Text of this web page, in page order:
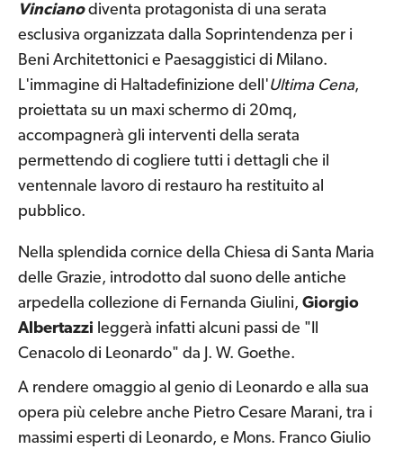
Vinciano diventa protagonista di una serata
esclusiva organizzata dalla Soprintendenza per i
Beni Architettonici e Paesaggistici di Milano.
L'immagine di Haltadefinizione dell'Ultima Cena,
proiettata su un maxi schermo di 20mq,
accompagnerà gli interventi della serata
permettendo di cogliere tutti i dettagli che il
ventennale lavoro di restauro ha restituito al
pubblico.
Nella splendida cornice della Chiesa di Santa Maria
delle Grazie, introdotto dal suono delle antiche
arpedella collezione di Fernanda Giulini, Giorgio
Albertazzi leggerà infatti alcuni passi de "Il
Cenacolo di Leonardo" da J. W. Goethe.
A rendere omaggio al genio di Leonardo e alla sua
opera più celebre anche Pietro Cesare Marani, tra i
massimi esperti di Leonardo, e Mons. Franco Giulio